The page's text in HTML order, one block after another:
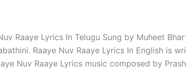
Lyrics In Telugu Sung by Muheet
Raaye Nuv Raaye Lyrics In English is
Nuv Raaye Lyrics music composed by